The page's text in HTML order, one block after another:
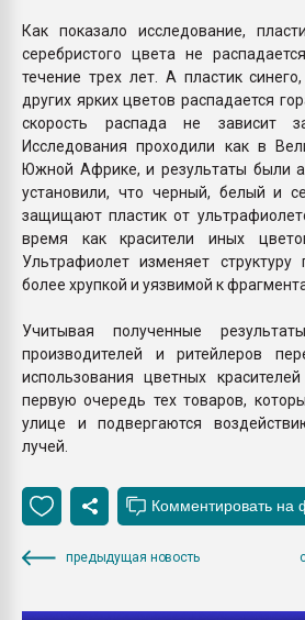
Как показало исследование,
серебристого цвета не
течение трех лет. А пластик
других ярких цветов распадается
скорость распада не зависит
Исследования проходили как в
Южной Африке, и результаты были
установили, что черный, белый и
защищают пластик от
время как красители иных
Ультрафиолет изменяет
более хрупкой и уязвимой к
Учитывая полученные
производителей и ритейлеров
использования цветных
первую очередь тех товаров,
улице и подвергаются
лучей.
предыдущая новость